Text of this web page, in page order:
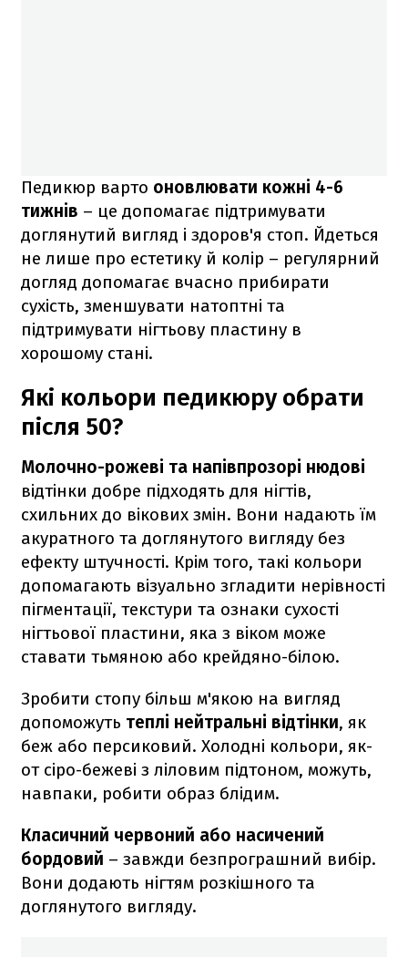
Педикюр варто оновлювати кожні 4-6
тижнів – це допомагає підтримувати
доглянутий вигляд і здоров'я стоп. Йдеться
не лише про естетику й колір – регулярний
догляд допомагає вчасно прибирати
сухість, зменшувати натоптні та
підтримувати нігтьову пластину в
хорошому стані.
Які кольори педикюру обрати
після 50?
Молочно-рожеві та напівпрозорі нюдові
відтінки добре підходять для нігтів,
схильних до вікових змін. Вони надають їм
акуратного та доглянутого вигляду без
ефекту штучності. Крім того, такі кольори
допомагають візуально згладити нерівності
пігментації, текстури та ознаки сухості
нігтьової пластини, яка з віком може
ставати тьмяною або крейдяно-білою.
Зробити стопу більш м'якою на вигляд
допоможуть теплі нейтральні відтінки, як
беж або персиковий. Холодні кольори, як-
от сіро-бежеві з ліловим підтоном, можуть,
навпаки, робити образ блідим.
Класичний червоний або насичений
бордовий – завжди безпрограшний вибір.
Вони додають нігтям розкішного та
доглянутого вигляду.